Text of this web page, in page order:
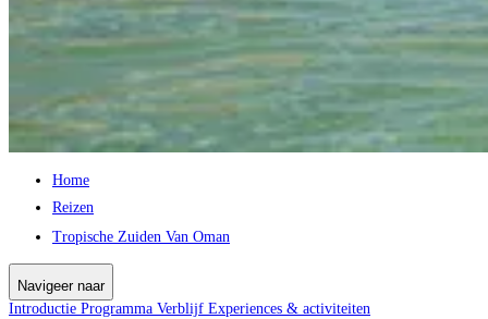
Home
Reizen
Tropische Zuiden Van Oman
Navigeer naar
Introductie Programma Verblijf Experiences & activiteiten